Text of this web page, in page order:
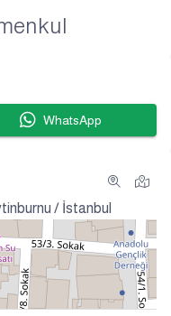
WhatsApp
/ İstanbul